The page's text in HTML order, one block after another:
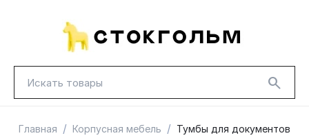
Главная / Корпусная мебель / Тумбы для документов